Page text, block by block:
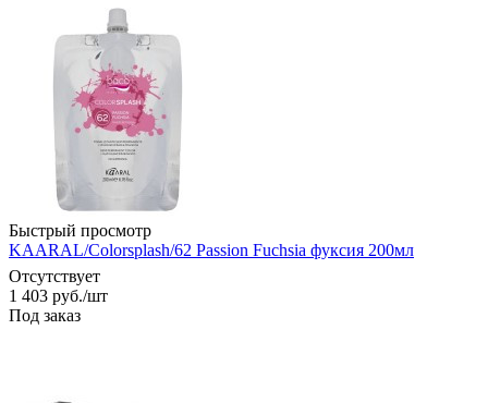
Быстрый просмотр
KAARAL/Colorsplash/62 Passion Fuchsia фуксия 200мл
Отсутствует
1 403 руб./шт
Под заказ